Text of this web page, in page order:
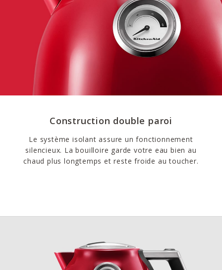
Construction double paroi
Le système isolant assure un fonctionnement
silencieux. La bouilloire garde votre eau bien au
chaud plus longtemps et reste froide au toucher.